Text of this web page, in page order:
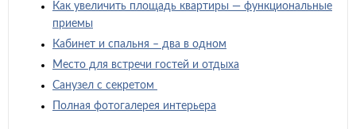
Как увеличить площадь квартиры — функциональные
приемы
Кабинет и спальня – два в одном
Место для встречи гостей и отдыха
Санузел с секретом
Полная фотогалерея интерьера